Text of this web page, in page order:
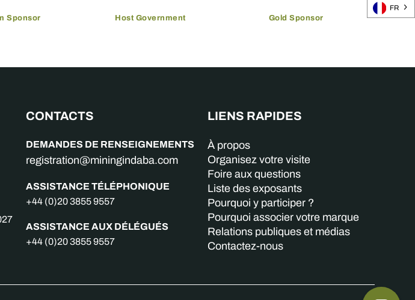
Sponsor Host Government Gold Sponsor
CONTACTS
DEMANDES DE RENSEIGNEMENTS
registration@miningindaba.com
ASSISTANCE TÉLÉPHONIQUE
+44 (0)20 3855 9557
ASSISTANCE AUX DÉLÉGUÉS
+44 (0)20 3855 9557
LIENS RAPIDES
À propos
Organisez votre visite
Foire aux questions
Liste des exposants
Pourquoi y participer ?
Pourquoi associer votre marque
Relations publiques et médias
Contactez-nous
FR